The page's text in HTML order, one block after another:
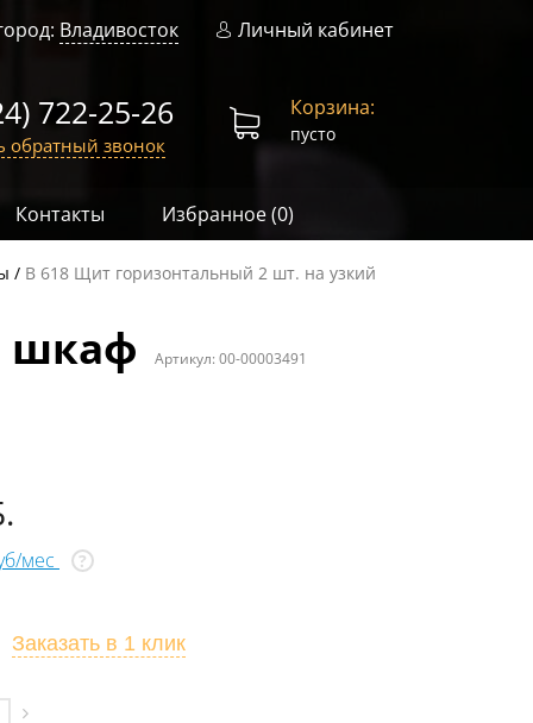
Владивосток Личный кабинет
722-25-26
обратный звонок
Корзина:
пусто
Контакты Избранное (0)
В 618 Щит горизонтальный 2 шт. на узкий
шкаф Артикул:00-00003491
мес ?
Заказать в 1 клик